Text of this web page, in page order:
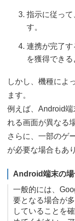
指示に従って
す。
連携が完了す
を獲得できる
しかし、機種によ
ます。
例えば、Android
れる画面が異なる
さらに、一部のゲ
が必要な場合もあ
Android端末の
一般的には、
要となる場合が
していることを